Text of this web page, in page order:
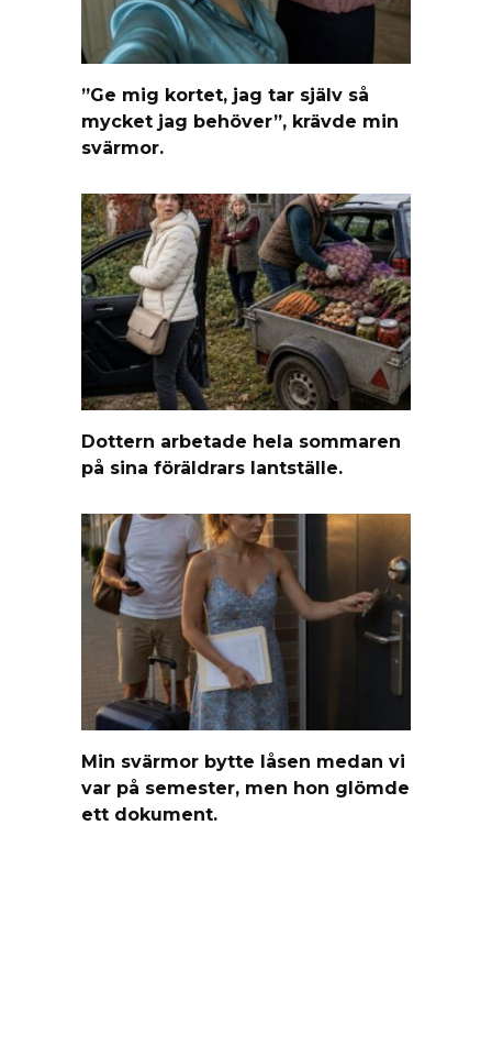
”Ge mig kortet, jag tar själv så
mycket jag behöver”, krävde min
svärmor.
Dottern arbetade hela sommaren
på sina föräldrars lantställe.
Min svärmor bytte låsen medan vi
var på semester, men hon glömde
ett dokument.